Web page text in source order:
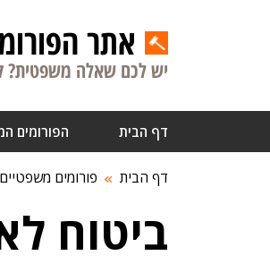
אתר
יש לכם שאלה משפטית?
דף הבית הפורומים
דף הבית פורומים משפטיים
ביטוח